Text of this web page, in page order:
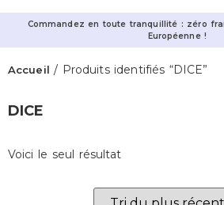
Commandez en toute tranquillité : zéro
Européenne !
Accueil / Produits identifiés “DICE”
DICE
Voici le seul résultat